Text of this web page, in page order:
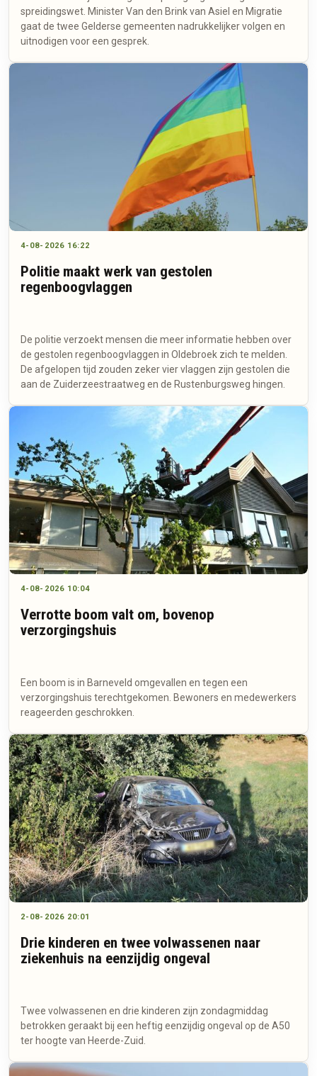
spreidingswet. Minister Van den Brink van Asiel en Migratie
gaat de twee Gelderse gemeenten nadrukkelijker volgen en
uitnodigen voor een gesprek.
4-08-2026 16:22
Politie maakt werk van gestolen
regenboogvlaggen
De politie verzoekt mensen die meer informatie hebben over
de gestolen regenboogvlaggen in Oldebroek zich te melden.
De afgelopen tijd zouden zeker vier vlaggen zijn gestolen die
aan de Zuiderzeestraatweg en de Rustenburgsweg hingen.
4-08-2026 10:04
Verrotte boom valt om, bovenop
verzorgingshuis
Een boom is in Barneveld omgevallen en tegen een
verzorgingshuis terechtgekomen. Bewoners en medewerkers
reageerden geschrokken.
2-08-2026 20:01
Drie kinderen en twee volwassenen naar
ziekenhuis na eenzijdig ongeval
Twee volwassenen en drie kinderen zijn zondagmiddag
betrokken geraakt bij een heftig eenzijdig ongeval op de A50
ter hoogte van Heerde-Zuid.